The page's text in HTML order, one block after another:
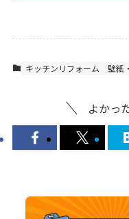
キッチンリフォーム 壁紙
よかっ